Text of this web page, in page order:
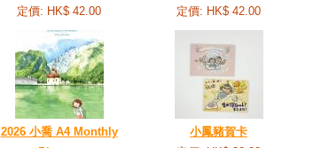
定價: HK$ 42.00
定價: HK$ 42.00
2026 小喬 A4 Monthly
小鳳豬賀卡